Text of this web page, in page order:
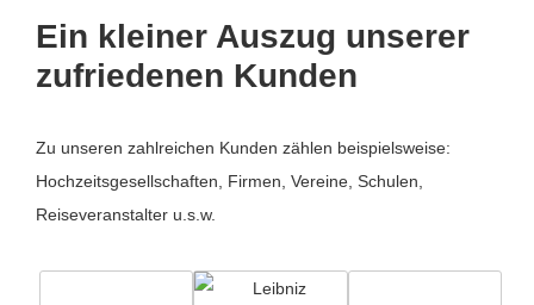
Ein kleiner Auszug unserer
zufriedenen Kunden
Zu unseren zahlreichen Kunden zählen beispielsweise:
Hochzeitsgesellschaften, Firmen, Vereine, Schulen,
Reiseveranstalter u.s.w.